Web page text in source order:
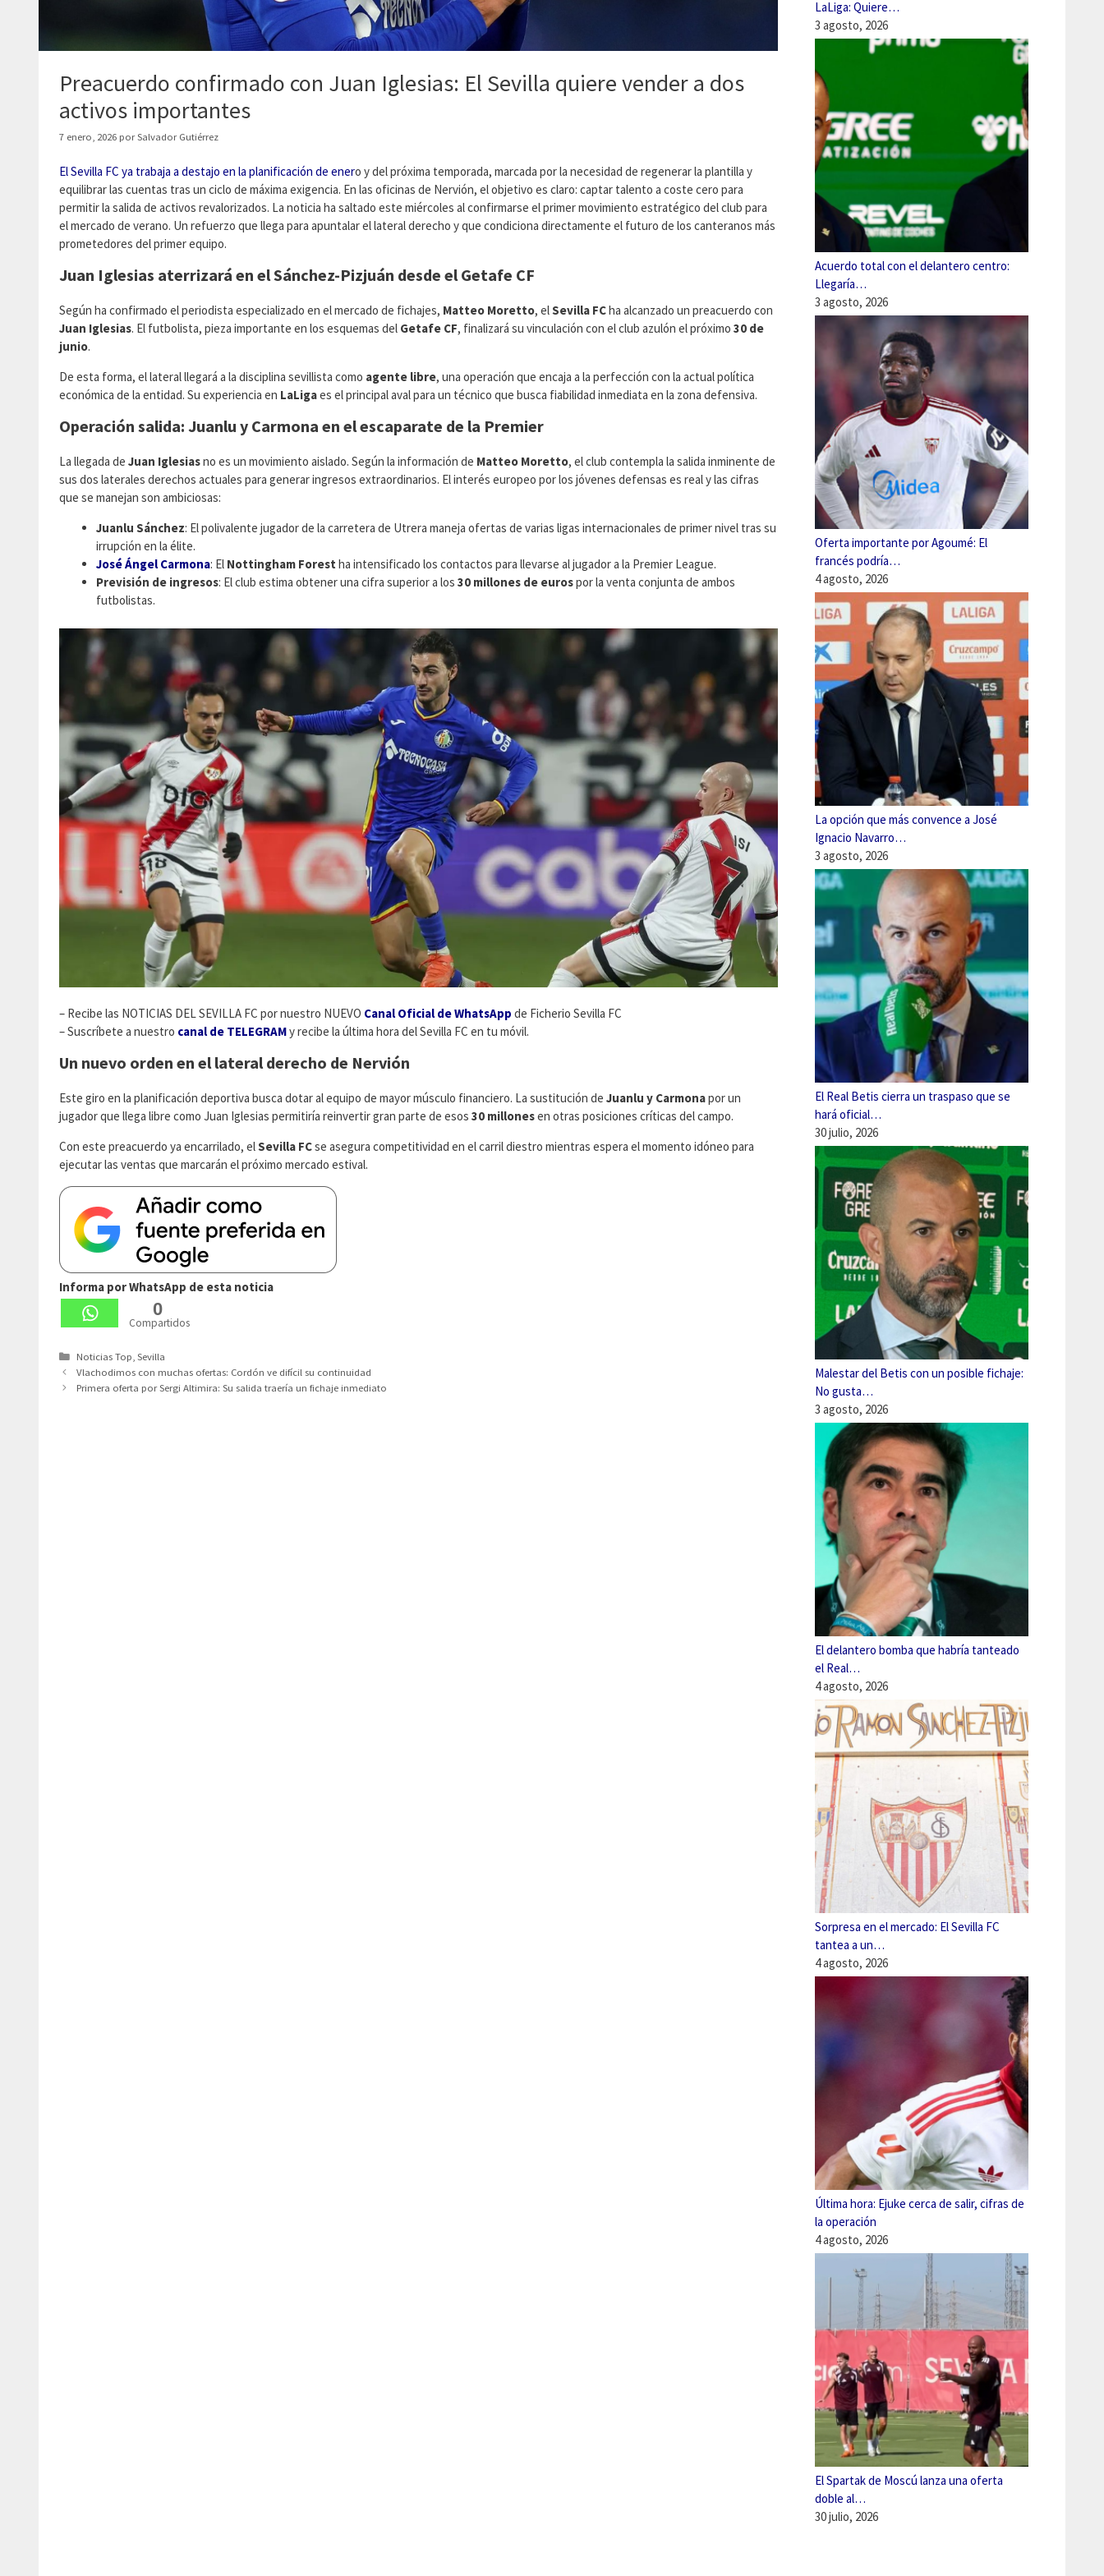
Preacuerdo confirmado con Juan Iglesias: El Sevilla quiere vender a dos
activos importantes
7 enero, 2026 porSalvador Gutiérrez
El Sevilla FC ya trabaja a destajo en la planificación de enero y del próxima temporada, marcada por la necesidad de regenerar la plantilla y
equilibrar las cuentas tras un ciclo de máxima exigencia. En las oficinas de Nervión, el objetivo es claro: captar talento a coste cero para
permitir la salida de activos revalorizados. La noticia ha saltado este miércoles al confirmarse el primer movimiento estratégico del club para
el mercado de verano. Un refuerzo que llega para apuntalar el lateral derecho y que condiciona directamente el futuro de los canteranos más
prometedores del primer equipo.
Juan Iglesias aterrizará en el Sánchez-Pizjuán desde el Getafe CF
Según ha confirmado el periodista especializado en el mercado de fichajes, Matteo Moretto, elSevilla FCha alcanzado un preacuerdo con
Juan Iglesias. El futbolista, pieza importante en los esquemas del Getafe CF, finalizará su vinculación con el club azulón el próximo 30 de
junio.
De esta forma, el lateral llegará a la disciplina sevillista como agente libre, una operación que encaja a la perfección con la actual política
económica de la entidad. Su experiencia en LaLigaes el principal aval para un técnico que busca fiabilidad inmediata en la zona defensiva.
Operación salida: Juanlu y Carmona en el escaparate de la Premier
La llegada de Juan Iglesiasno es un movimiento aislado. Según la información de Matteo Moretto, el club contempla la salida inminente de
sus dos laterales derechos actuales para generar ingresos extraordinarios. El interés europeo por los jóvenes defensas es real y las cifras
que se manejan son ambiciosas:
Juanlu Sánchez: El polivalente jugador de la carretera de Utrera maneja ofertas de varias ligas internacionales de primer nivel tras su
irrupción en la élite.
José Ángel Carmona: El Nottingham Forest ha intensificado los contactos para llevarse al jugador a la Premier League.
Previsión de ingresos: El club estima obtener una cifra superior a los 30 millones de eurospor la venta conjunta de ambos
futbolistas.
– Recibe las NOTICIAS DEL SEVILLA FC por nuestro NUEVO Canal Oficial de WhatsApp de Ficherio Sevilla FC
– Suscríbete a nuestro canal de TELEGRAMy recibe la última hora del Sevilla FC en tu móvil.
Un nuevo orden en el lateral derecho de Nervión
Este giro en la planificación deportiva busca dotar al equipo de mayor músculo financiero. La sustitución de Juanlu y Carmonapor un
jugador que llega libre como Juan Iglesias permitiría reinvertir gran parte de esos 30 millonesen otras posiciones críticas del campo.
Con este preacuerdo ya encarrilado, elSevilla FCse asegura competitividad en el carril diestro mientras espera el momento idóneo para
ejecutar las ventas que marcarán el próximo mercado estival.
Informa por WhatsApp de esta noticia
0
Compartidos
Categorías
Noticias Top Sevilla
Vlachodimos con muchas ofertas: Cordón ve difícil su continuidad
Primera oferta por Sergi Altimira: Su salida traería un fichaje inmediato
LaLiga: Quiere…
3 agosto, 2026
Acuerdo total con el delantero centro:
Llegaría…
3 agosto, 2026
Oferta importante por Agoumé: El
francés podría…
4 agosto, 2026
La opción que más convence a José
Ignacio Navarro…
3 agosto, 2026
El Real Betis cierra un traspaso que se
hará oficial…
30 julio, 2026
Malestar del Betis con un posible fichaje:
No gusta…
3 agosto, 2026
El delantero bomba que habría tanteado
el Real…
4 agosto, 2026
Sorpresa en el mercado: El Sevilla FC
tantea a un…
4 agosto, 2026
Última hora: Ejuke cerca de salir, cifras de
la operación
4 agosto, 2026
El Spartak de Moscú lanza una oferta
doble al…
30 julio, 2026